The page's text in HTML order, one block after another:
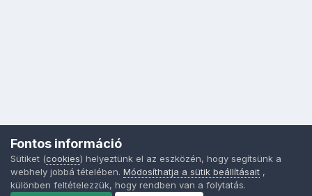
Fontos információ
Sütiket (cookies) helyeztünk el az eszközén, hogy segítsünk a
webhely jobbá tételében. Módosíthatja a sütik beállításait ,
különben feltételezzük, hogy rendben van a folytatás.